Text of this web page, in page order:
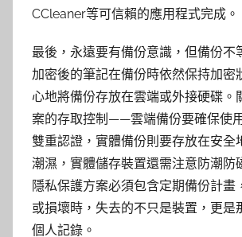
CCleaner等可信賴的應用程式完成。
最後，永遠要有備份意識，但備份不
加密後的筆記在備份時依然保持加密
心地將備份存放在雲端或外接硬碟。
案的存取控制——雲端備份要確保使
雙重認證，實體備份則要存放在安全
潮濕，實體儲存裝置還需注意防潮防
隱私保護方案必須包含定期備份計畫
或損壞時，失去的不只是裝置，更是
個人記錄。